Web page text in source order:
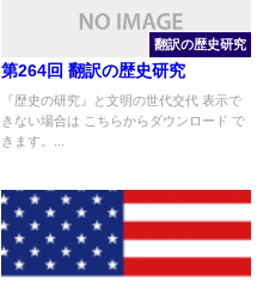
翻訳の歴史研究
第264回 翻訳の歴史研究
『歴史の研究』と文明の世代交代 表示で
きない場合は こちらからダウンロード で
きます。...